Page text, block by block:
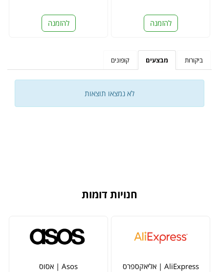
להזמנה להזמנה
ביקורות מבצעים קופונים
לא נמצאו תוצאות
חנויות דומות
AliExpress | אליאקספרס
Asos | אסוס